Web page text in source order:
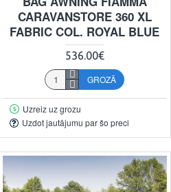
CARAVANSTORE 360 XL
FABRIC COL. ROYAL BLUE
536.00€
GROZĀ
Uzreiz uz grozu
Uzdot jautājumu par šo preci